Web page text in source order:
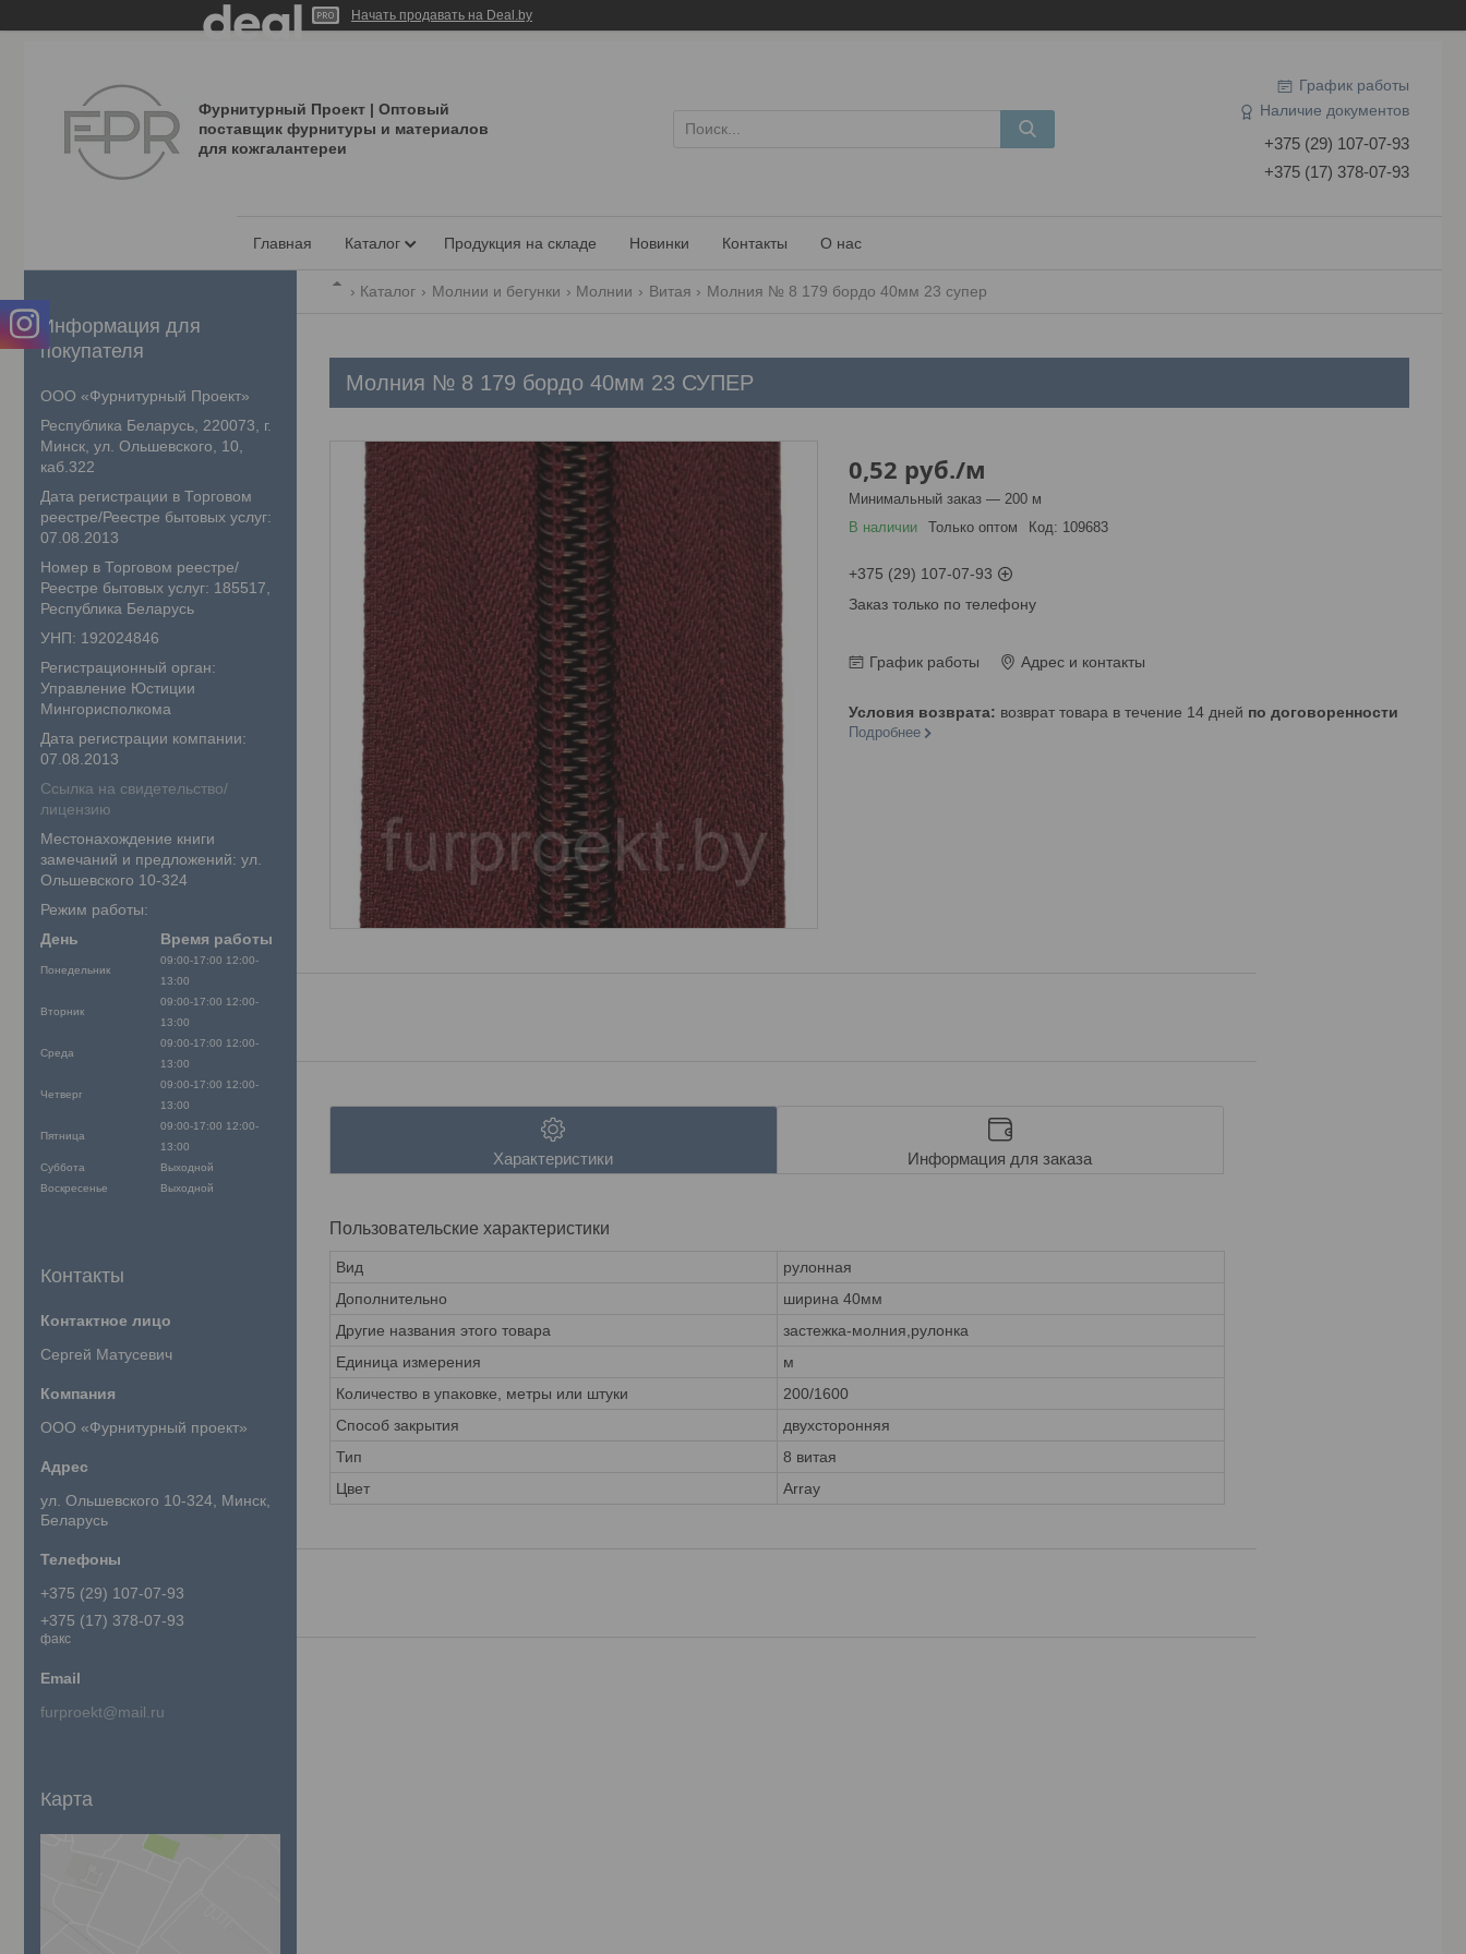
Начать продавать на Deal.by
Фурнитурный Проект | Оптовый
поставщик фурнитуры и материалов
для кожгалантереи
График работы
Наличие документов
+375 (29) 107-07-93
+375 (17) 378-07-93
Главная Каталог Продукция на складе Новинки Контакты О нас
Каталог Молнии и бегунки Молнии Витая Молния № 8 179 бордо 40мм 23 супер
Молния № 8 179 бордо 40мм 23 СУПЕР
0,52 руб./м
Минимальный заказ — 200 м
В наличии
Только оптом Код: 109683
+375 (29) 107-07-93
Заказ только по телефону
График работы Адрес и контакты
возврат товара в течение 14 дней по договоренности
Подробнее
Характеристики Информация для заказа
Пользовательские характеристики
Вид
рулонная
Дополнительно
ширина 40мм
Другие названия этого товара
застежка-молния,рулонка
Единица измерения
м
Количество в упаковке, метры или штуки
200/1600
Способ закрытия
двухсторонняя
Тип
8 витая
Цвет
Array
Информация для
покупателя
ООО «Фурнитурный Проект»
Республика Беларусь, 220073, г.
Минск, ул. Ольшевского, 10,
каб.322
Дата регистрации в Торговом
реестре/Реестре бытовых услуг:
07.08.2013
Номер в Торговом реестре/
Реестре бытовых услуг: 185517,
Республика Беларусь
УНП: 192024846
Регистрационный орган:
Управление Юстиции
Мингорисполкома
Дата регистрации компании:
07.08.2013
Ссылка на свидетельство/
лицензию
Местонахождение книги
замечаний и предложений: ул.
Ольшевского 10-324
Режим работы:
День
Время работы
Понедельник
09:00-17:00 12:00-
13:00
Вторник
09:00-17:00 12:00-
13:00
Среда
09:00-17:00 12:00-
13:00
Четверг
09:00-17:00 12:00-
13:00
Пятница
09:00-17:00 12:00-
13:00
Суббота
Выходной
Воскресенье
Выходной
Контакты
Сергей Матусевич
ООО «Фурнитурный проект»
ул. Ольшевского 10-324, Минск,
Беларусь
+375 (29) 107-07-93
+375 (17) 378-07-93
факс
furproekt@mail.ru
Карта